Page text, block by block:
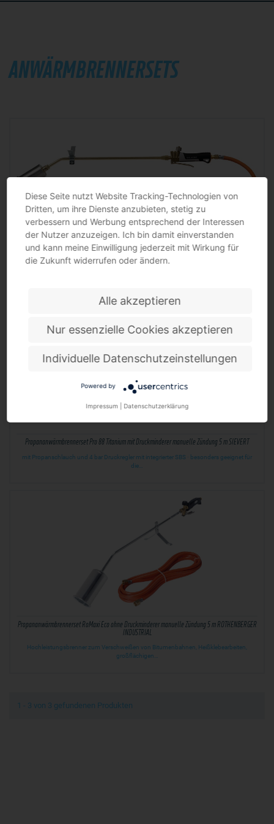
ANWÄRMBRENNERSETS
Propananwärmbrennerset Pro 88 HBS 3460-60/850 mm mit Druckminderer manuelle Zündung 5 m
SIEVERT
Propananwärmbrennerset Pro 88 Titanium mit Druckminderer manuelle Zündung 5 m SIEVERT
mit Propanschlauch und 4 bar Druckregler mit integrierter SBS · besonders geeignet für
die…
Propananwärmbrennerset RoMaxi Eco ohne Druckminderer manuelle Zündung 5 m ROTHENBERGER
INDUSTRIAL
Hochleistungsbrenner zum Verschweißen von Bitumenbahnen, Heißklebearbeiten,
großflächigen…
1 - 3 von 3 gefundenen Produkten
Diese Seite nutzt Website Tracking-Technologien von
Dritten, um ihre Dienste anzubieten, stetig zu
verbessern und Werbung entsprechend der Interessen
der Nutzer anzuzeigen. Ich bin damit einverstanden
und kann meine Einwilligung jederzeit mit Wirkung für
die Zukunft widerrufen oder ändern.
Alle akzeptieren
Nur essenzielle Cookies akzeptieren
Individuelle Datenschutzeinstellungen
Powered by
Impressum Datenschutzerklärung